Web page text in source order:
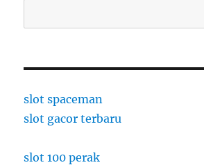
slot spaceman
slot gacor terbaru
slot 100 perak